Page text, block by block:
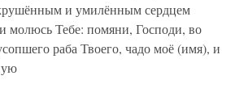
и умилённым сердцем
молюсь Тебе: помяни, Господи, во
раба Твоего, чадо моё (имя), и